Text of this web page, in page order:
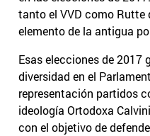
tanto el VVD como
elemento de la antigua
Esas elecciones de 2017
diversidad en el
representación partidos
ideología Ortodoxa
con el objetivo de